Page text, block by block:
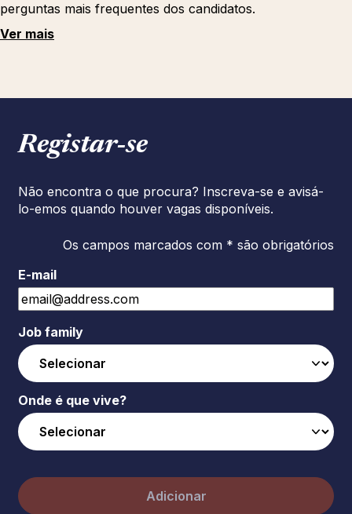
perguntas mais frequentes dos candidatos.
Ver mais
Registar‑se
Não encontra o que procura? Inscreva-se e avisá-
lo-emos quando houver vagas disponíveis.
Os campos marcados com * são obrigatórios
E-mail
Job family
Onde é que vive?
Adicionar